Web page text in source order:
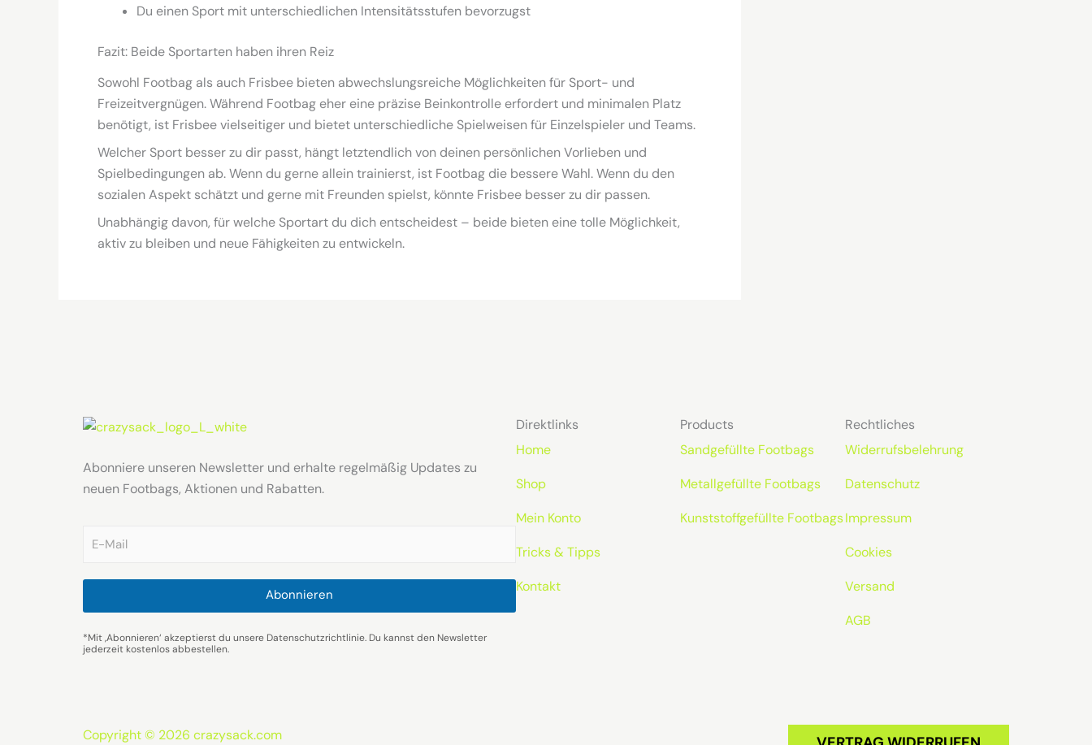
Du einen Sport mit unterschiedlichen Intensitätsstufen bevorzugst
Fazit: Beide Sportarten haben ihren Reiz
Sowohl Footbag als auch Frisbee bieten abwechslungsreiche Möglichkeiten für Sport- und
Freizeitvergnügen. Während Footbag eher eine präzise Beinkontrolle erfordert und minimalen Platz
benötigt, ist Frisbee vielseitiger und bietet unterschiedliche Spielweisen für Einzelspieler und Teams.
Welcher Sport besser zu dir passt, hängt letztendlich von deinen persönlichen Vorlieben und
Spielbedingungen ab. Wenn du gerne allein trainierst, ist Footbag die bessere Wahl. Wenn du den
sozialen Aspekt schätzt und gerne mit Freunden spielst, könnte Frisbee besser zu dir passen.
Unabhängig davon, für welche Sportart du dich entscheidest – beide bieten eine tolle Möglichkeit,
aktiv zu bleiben und neue Fähigkeiten zu entwickeln.
Abonniere unseren Newsletter und erhalte regelmäßig Updates zu
neuen Footbags, Aktionen und Rabatten.
m
i
*
Abonnieren
*Mit ‚Abonnieren‘ akzeptierst du unsere Datenschutzrichtlinie. Du kannst den Newsletter
jederzeit kostenlos abbestellen.
Direktlinks
Home
Shop
Mein Konto
Tricks & Tipps
Kontakt
Products
Sandgefüllte Footbags
Metallgefüllte Footbags
Kunststoffgefüllte Footbags
Rechtliches
Widerrufsbelehrung
Datenschutz
Impressum
Cookies
Versand
AGB
Copyright © 2026 crazysack.com